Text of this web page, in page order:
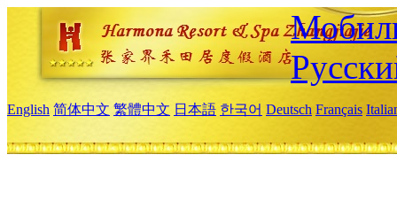
English 简体中文 繁體中文 日本語 한국어 Deutsch Français